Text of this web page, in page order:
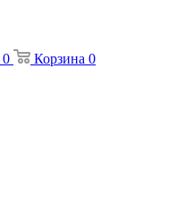
0 Корзина 0